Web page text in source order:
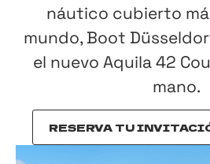
náutico cubierto
mundo, Boot
el nuevo Aquila 42
mano.
RESERVA TU